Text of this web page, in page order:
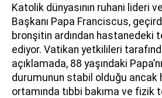
Katolik dünyasının ruhani lideri
Başkanı Papa Franciscus,
bronşitin ardından hastanedeki
ediyor. Vatikan yetkilileri
açıklamada, 88 yaşındaki
durumunun stabil olduğu ancak
ortamında tıbbi bakıma ve fizik